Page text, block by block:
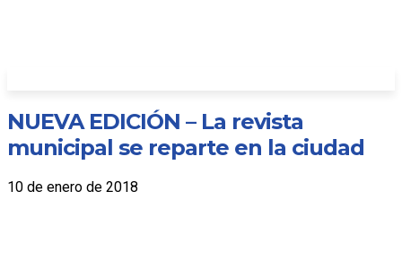
NUEVA EDICIÓN – La revista
municipal se reparte en la ciudad
10 de enero de 2018